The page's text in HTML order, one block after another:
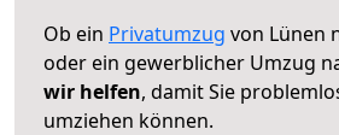
Ob ein Privatumzug von Lünen
oder ein gewerblicher Umzug
wir helfen, damit Sie
umziehen können.